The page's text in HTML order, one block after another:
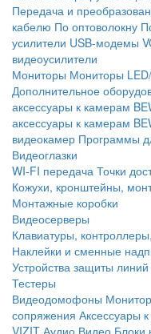
Передача и
кабелю По оптоволокну
усилители USB-модемы
видеоусилители
Мониторы Мониторы
Дополнительное
аксессуары к камерам
аксессуары к камерам
видеокамер Программы
Видеоглазки
WI-FI передача Точки
Кожухи, кронштейны,
Монтажные коробки
Видеосерверы
Клавиатуры,
Наклейки и сменные
Устройства защиты линий
Тестеры
Видеодомофоны
сопряжения Аксессуары